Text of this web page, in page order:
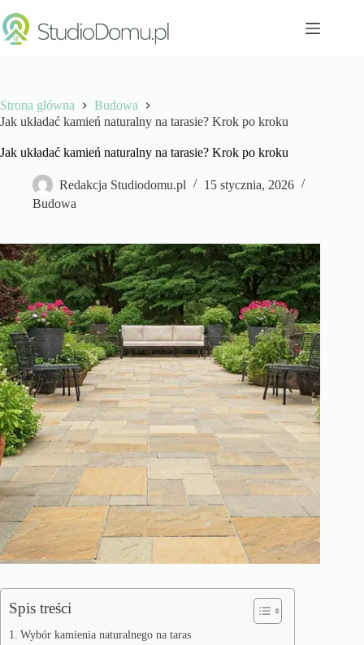
do
treści
Strona główna
Budowa
Jak układać kamień naturalny na tarasie? Krok po kroku
Jak układać kamień naturalny na tarasie? Krok po kroku
Redakcja Studiodomu.pl
15 stycznia, 2026
Budowa
Spis treści
Wybór kamienia naturalnego na taras